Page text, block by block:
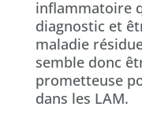
inflammatoire
diagnostic et
maladie
semble donc
prometteuse
dans les LAM.